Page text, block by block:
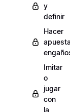
y
definir
Hacer
Imitar
o
jugar
con
la